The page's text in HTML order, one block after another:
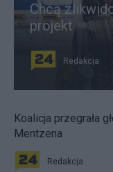
Chcą
projekt
Redakcja
Koalicja przegrała
Mentzena
Redakcja